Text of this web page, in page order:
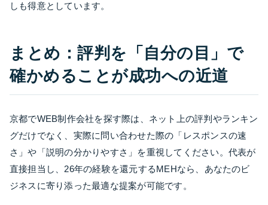
しも得意としています。
まとめ：評判を「自分の目」で
確かめることが成功への近道
京都でWEB制作会社を探す際は、ネット上の評判やランキン
グだけでなく、実際に問い合わせた際の「レスポンスの速
さ」や「説明の分かりやすさ」を重視してください。代表が
直接担当し、26年の経験を還元するMEHなら、あなたのビ
ジネスに寄り添った最適な提案が可能です。